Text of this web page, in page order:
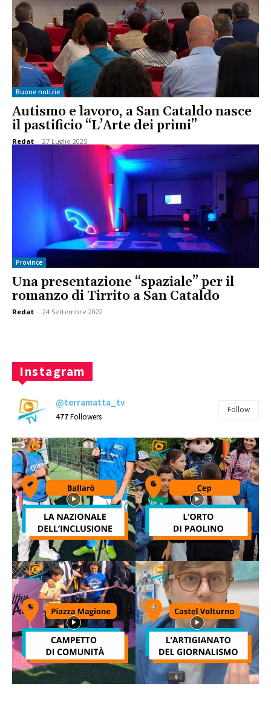
Buone notizie
Autismo e lavoro, a San Cataldo nasce
il pastificio “L’Arte dei primi”
Redat - 27 Luglio 2025
Province
Una presentazione “spaziale” per il
romanzo di Tirrito a San Cataldo
Redat - 24 Settembre 2022
Instagram
@terramatta_tv
477Followers
Follow